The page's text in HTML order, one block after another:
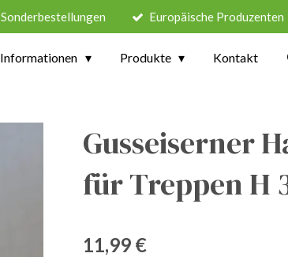
Sonderbestellungen Europäische Produzenten
Informationen Produkte Kontakt
Gusseiserner
für Treppen H
11,99 €